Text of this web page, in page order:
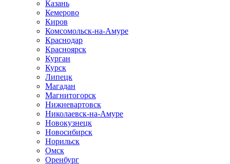
Казань
Кемерово
Киров
Комсомольск-на-Амуре
Краснодар
Красноярск
Курган
Курск
Липецк
Магадан
Магнитогорск
Нижневартовск
Николаевск-на-Амуре
Новокузнецк
Новосибирск
Норильск
Омск
Оренбург